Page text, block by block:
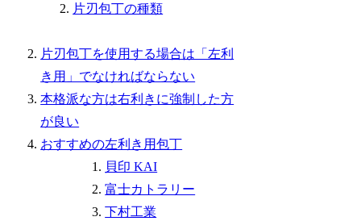
片刃包丁の種類
片刃包丁を使用する場合は「左利
き用」でなければならない
本格派な方は右利きに強制した方
が良い
おすすめの左利き用包丁
貝印 KAI
富士カトラリー
下村工業